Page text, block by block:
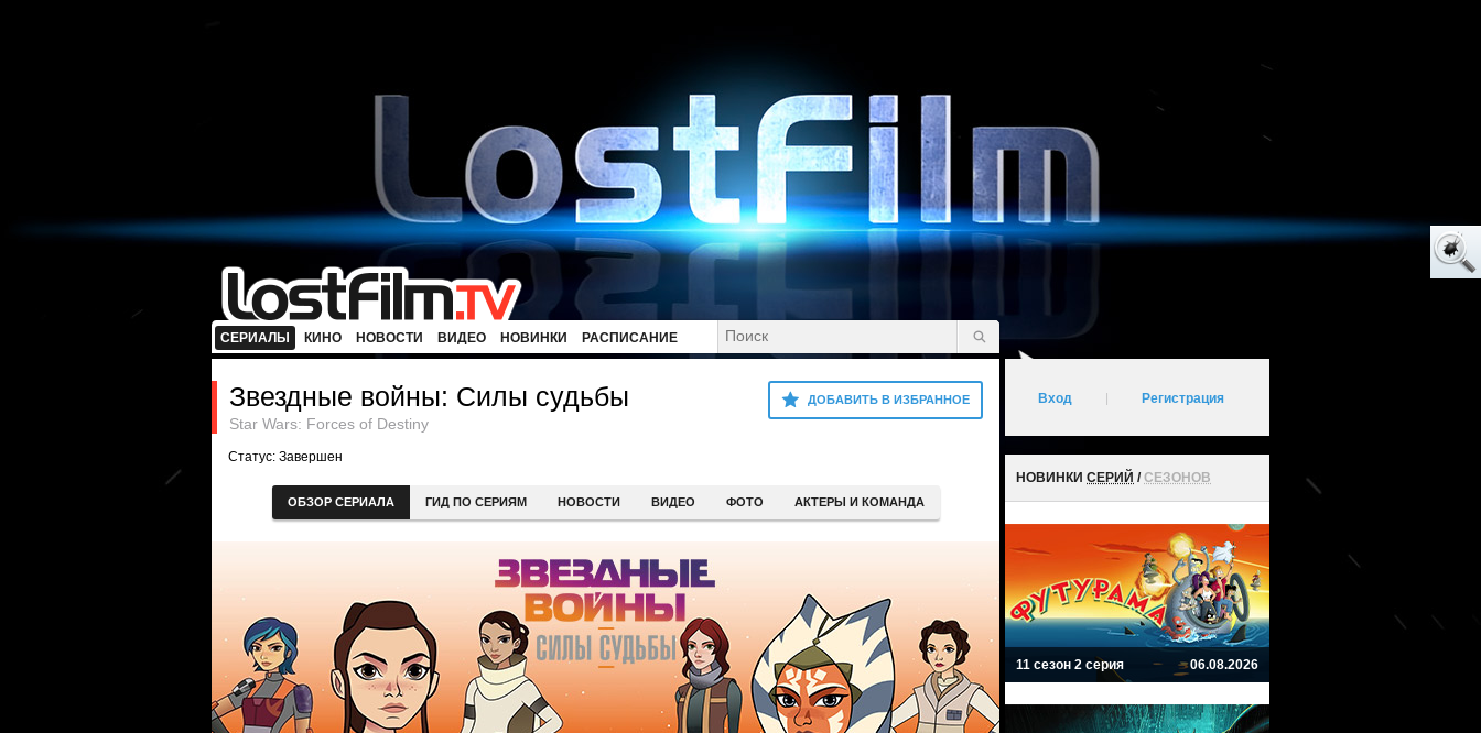
СЕРИАЛЫ КИНО НОВОСТИ ВИДЕО НОВИНКИ РАСПИСАНИЕ
ДОБАВИТЬ В ИЗБРАННОЕ
Звездные войны: Силы судьбы
Star Wars: Forces of Destiny
Статус: Завершен
ОБЗОР СЕРИАЛА ГИД ПО СЕРИЯМ НОВОСТИ ВИДЕО ФОТО АКТЕРЫ И КОМАНДА
Вход Регистрация
НОВИНКИ СЕРИЙ /СЕЗОНОВ
11 сезон 2 серия 06.08.2026